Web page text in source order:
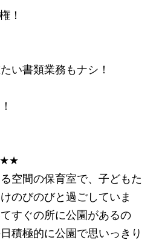
！
い書類業務もナシ！
★★
空間の保育室で、子どもた
のびのびと過ごしていま
すぐの所に公園があるの
積極的に公園で思いっきり